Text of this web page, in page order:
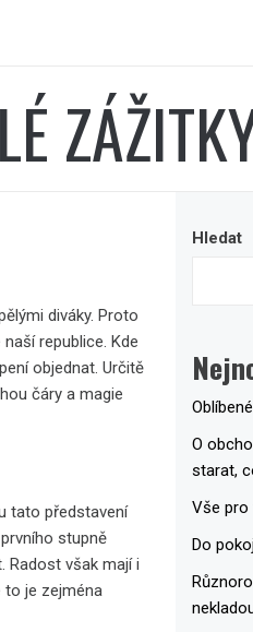
diváky. Proto
republice. Kde
objednat. Určitě
čáry a magie
tato představení
stupně
Radost však mají i
to je zejména
Hledat
O
starat,
Vše pro
Do